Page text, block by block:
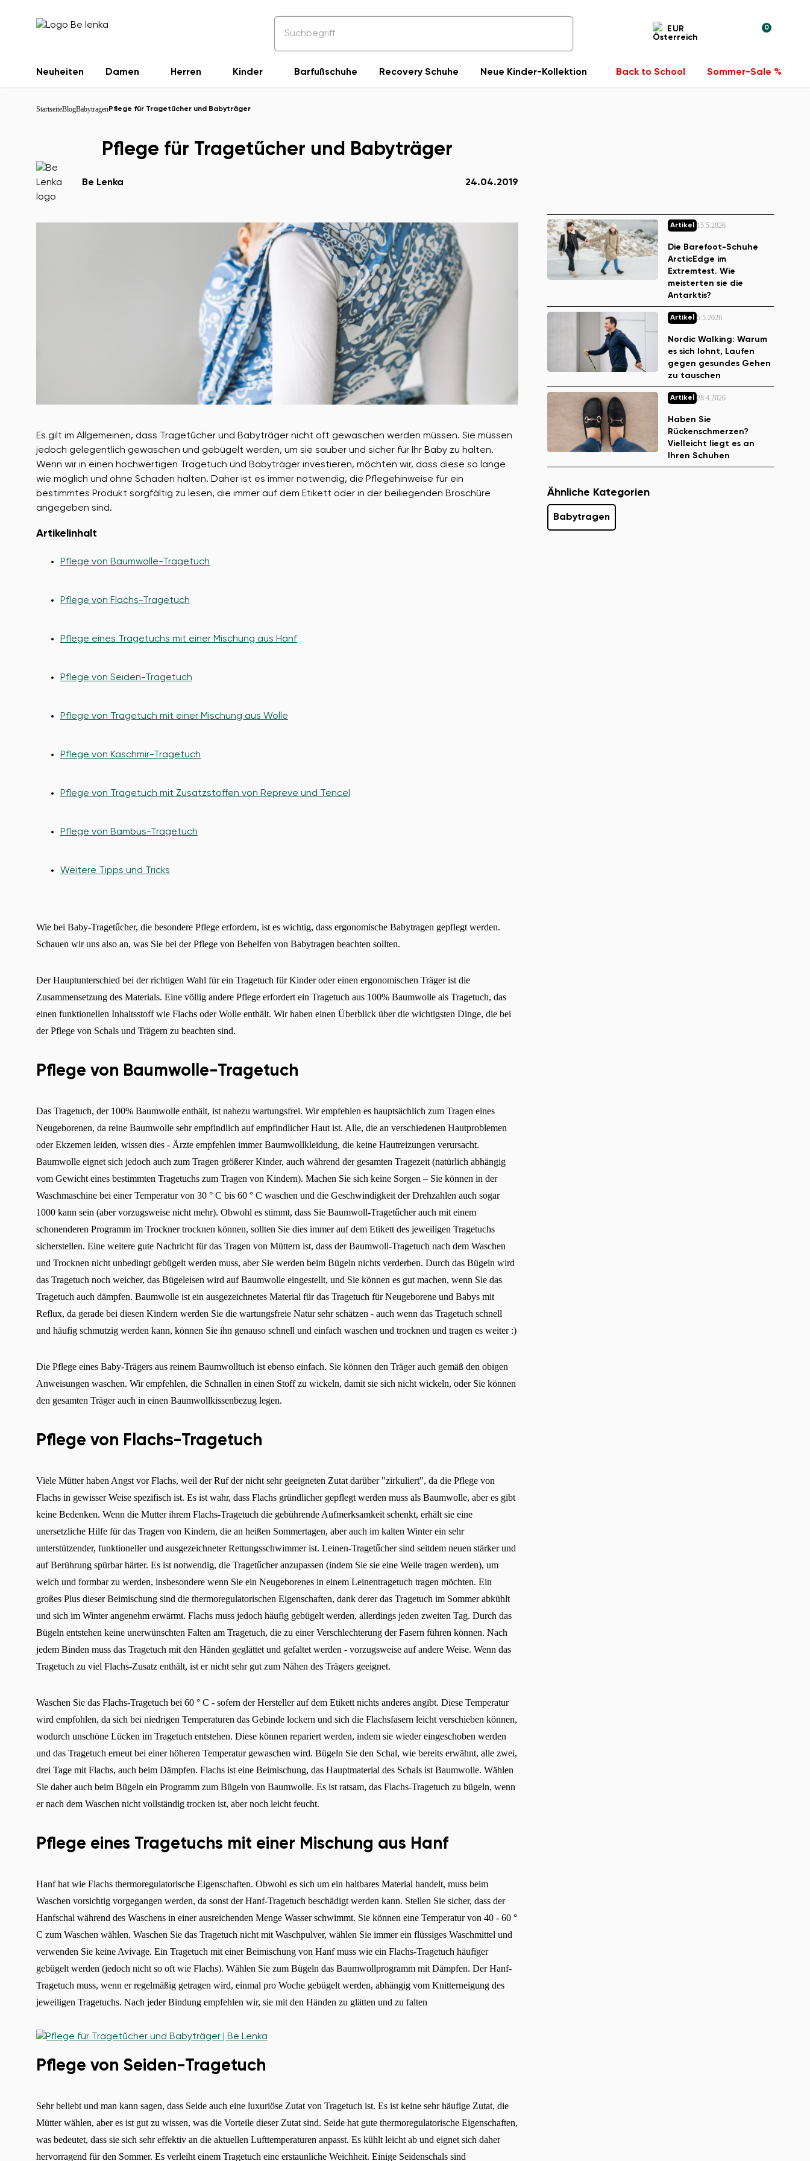
EUR 0
Neuheiten Damen Herren Kinder Barfußschuhe Recovery Schuhe Neue Kinder-Kollektion Back to School Sommer-Sale %
StartseiteBlogBabytragenPflege für Tragetűcher und Babyträger
Pflege für Tragetűcher und Babyträger
Be Lenka 24.04.2019
Es gilt im Allgemeinen, dass Tragetűcher und Babyträger nicht oft gewaschen werden müssen. Sie müssen
jedoch gelegentlich gewaschen und gebügelt werden, um sie sauber und sicher für Ihr Baby zu halten.
Wenn wir in einen hochwertigen Tragetuch und Babyträger investieren, möchten wir, dass diese so lange
wie möglich und ohne Schaden halten. Daher ist es immer notwendig, die Pflegehinweise für ein
bestimmtes Produkt sorgfältig zu lesen, die immer auf dem Etikett oder in der beiliegenden Broschüre
angegeben sind.
Artikelinhalt
Pflege von Baumwolle-Tragetuch
Pflege von Flachs-Tragetuch
Pflege eines Tragetuchs mit einer Mischung aus Hanf
Pflege von Seiden-Tragetuch
Pflege von Tragetuch mit einer Mischung aus Wolle
Pflege von Kaschmir-Tragetuch
Pflege von Tragetuch mit Zusatzstoffen von Repreve und Tencel
Pflege von Bambus-Tragetuch
Weitere Tipps und Tricks
Wie bei Baby-Tragetűcher, die besondere Pflege erfordern, ist es wichtig, dass ergonomische Babytragen gepflegt werden.
Schauen wir uns also an, was Sie bei der Pflege von Behelfen von Babytragen beachten sollten.
Der Hauptunterschied bei der richtigen Wahl für ein Tragetuch für Kinder oder einen ergonomischen Träger ist die
Zusammensetzung des Materials. Eine völlig andere Pflege erfordert ein Tragetuch aus 100% Baumwolle als Tragetuch, das
einen funktionellen Inhaltsstoff wie Flachs oder Wolle enthält. Wir haben einen Überblick über die wichtigsten Dinge, die bei
der Pflege von Schals und Trägern zu beachten sind.
Pflege von Baumwolle-Tragetuch
Das Tragetuch, der 100% Baumwolle enthält, ist nahezu wartungsfrei. Wir empfehlen es hauptsächlich zum Tragen eines
Neugeborenen, da reine Baumwolle sehr empfindlich auf empfindlicher Haut ist. Alle, die an verschiedenen Hautproblemen
oder Ekzemen leiden, wissen dies - Ärzte empfehlen immer Baumwollkleidung, die keine Hautreizungen verursacht.
Baumwolle eignet sich jedoch auch zum Tragen größerer Kinder, auch während der gesamten Tragezeit (natürlich abhängig
vom Gewicht eines bestimmten Tragetuchs zum Tragen von Kindern). Machen Sie sich keine Sorgen – Sie können in der
Waschmaschine bei einer Temperatur von 30 ° C bis 60 ° C waschen und die Geschwindigkeit der Drehzahlen auch sogar
1000 kann sein (aber vorzugsweise nicht mehr). Obwohl es stimmt, dass Sie Baumwoll-Tragetűcher auch mit einem
schonenderen Programm im Trockner trocknen können, sollten Sie dies immer auf dem Etikett des jeweiligen Tragetuchs
sicherstellen. Eine weitere gute Nachricht für das Tragen von Müttern ist, dass der Baumwoll-Tragetuch nach dem Waschen
und Trocknen nicht unbedingt gebügelt werden muss, aber Sie werden beim Bügeln nichts verderben. Durch das Bügeln wird
das Tragetuch noch weicher, das Bügeleisen wird auf Baumwolle eingestellt, und Sie können es gut machen, wenn Sie das
Tragetuch auch dämpfen. Baumwolle ist ein ausgezeichnetes Material für das Tragetuch für Neugeborene und Babys mit
Reflux, da gerade bei diesen Kindern werden Sie die wartungsfreie Natur sehr schätzen - auch wenn das Tragetuch schnell
und häufig schmutzig werden kann, können Sie ihn genauso schnell und einfach waschen und trocknen und tragen es weiter :)
Die Pflege eines Baby-Trägers aus reinem Baumwolltuch ist ebenso einfach. Sie können den Träger auch gemäß den obigen
Anweisungen waschen. Wir empfehlen, die Schnallen in einen Stoff zu wickeln, damit sie sich nicht wickeln, oder Sie können
den gesamten Träger auch in einen Baumwollkissenbezug legen.
Pflege von Flachs-Tragetuch
Viele Mütter haben Angst vor Flachs, weil der Ruf der nicht sehr geeigneten Zutat darüber "zirkuliert", da die Pflege von
Flachs in gewisser Weise spezifisch ist. Es ist wahr, dass Flachs gründlicher gepflegt werden muss als Baumwolle, aber es gibt
keine Bedenken. Wenn die Mutter ihrem Flachs-Tragetuch die gebührende Aufmerksamkeit schenkt, erhält sie eine
unersetzliche Hilfe für das Tragen von Kindern, die an heißen Sommertagen, aber auch im kalten Winter ein sehr
unterstützender, funktioneller und ausgezeichneter Rettungsschwimmer ist. Leinen-Tragetűcher sind seitdem neuen stärker und
auf Berührung spürbar härter. Es ist notwendig, die Tragetűcher anzupassen (indem Sie sie eine Weile tragen werden), um
weich und formbar zu werden, insbesondere wenn Sie ein Neugeborenes in einem Leinentragetuch tragen möchten. Ein
großes Plus dieser Beimischung sind die thermoregulatorischen Eigenschaften, dank derer das Tragetuch im Sommer abkühlt
und sich im Winter angenehm erwärmt. Flachs muss jedoch häufig gebügelt werden, allerdings jeden zweiten Tag. Durch das
Bügeln entstehen keine unerwünschten Falten am Tragetuch, die zu einer Verschlechterung der Fasern führen können. Nach
jedem Binden muss das Tragetuch mit den Händen geglättet und gefaltet werden - vorzugsweise auf andere Weise. Wenn das
Tragetuch zu viel Flachs-Zusatz enthält, ist er nicht sehr gut zum Nähen des Trägers geeignet.
Waschen Sie das Flachs-Tragetuch bei 60 ° C - sofern der Hersteller auf dem Etikett nichts anderes angibt. Diese Temperatur
wird empfohlen, da sich bei niedrigen Temperaturen das Gebinde lockern und sich die Flachsfasern leicht verschieben können,
wodurch unschöne Lücken im Tragetuch entstehen. Diese können repariert werden, indem sie wieder eingeschoben werden
und das Tragetuch erneut bei einer höheren Temperatur gewaschen wird. Bügeln Sie den Schal, wie bereits erwähnt, alle zwei,
drei Tage mit Flachs, auch beim Dämpfen. Flachs ist eine Beimischung, das Hauptmaterial des Schals ist Baumwolle. Wählen
Sie daher auch beim Bügeln ein Programm zum Bügeln von Baumwolle. Es ist ratsam, das Flachs-Tragetuch zu bügeln, wenn
er nach dem Waschen nicht vollständig trocken ist, aber noch leicht feucht.
Pflege eines Tragetuchs mit einer Mischung aus Hanf
Hanf hat wie Flachs thermoregulatorische Eigenschaften. Obwohl es sich um ein haltbares Material handelt, muss beim
Waschen vorsichtig vorgegangen werden, da sonst der Hanf-Tragetuch beschädigt werden kann. Stellen Sie sicher, dass der
Hanfschal während des Waschens in einer ausreichenden Menge Wasser schwimmt. Sie können eine Temperatur von 40 - 60 °
C zum Waschen wählen. Waschen Sie das Tragetuch nicht mit Waschpulver, wählen Sie immer ein flüssiges Waschmittel und
verwenden Sie keine Avivage. Ein Tragetuch mit einer Beimischung von Hanf muss wie ein Flachs-Tragetuch häufiger
gebügelt werden (jedoch nicht so oft wie Flachs). Wählen Sie zum Bügeln das Baumwollprogramm mit Dämpfen. Der Hanf-
Tragetuch muss, wenn er regelmäßig getragen wird, einmal pro Woche gebügelt werden, abhängig vom Knitterneigung des
jeweiligen Tragetuchs. Nach jeder Bindung empfehlen wir, sie mit den Händen zu glätten und zu falten
Pflege von Seiden-Tragetuch
Sehr beliebt und man kann sagen, dass Seide auch eine luxuriöse Zutat von Tragetuch ist. Es ist keine sehr häufige Zutat, die
Mütter wählen, aber es ist gut zu wissen, was die Vorteile dieser Zutat sind. Seide hat gute thermoregulatorische Eigenschaften,
was bedeutet, dass sie sich sehr effektiv an die aktuellen Lufttemperaturen anpasst. Es kühlt leicht ab und eignet sich daher
hervorragend für den Sommer. Es verleiht einem Tragetuch eine erstaunliche Weichheit. Einige Seidenschals sind
Artikel 15.5.2026
Die Barefoot-Schuhe
ArcticEdge im
Extremtest. Wie
meisterten sie die
Antarktis?
Artikel 5.5.2026
Nordic Walking: Warum
es sich lohnt, Laufen
gegen gesundes Gehen
zu tauschen
Artikel 28.4.2026
Haben Sie
Rückenschmerzen?
Vielleicht liegt es an
Ihren Schuhen
Ähnliche Kategorien
Babytragen